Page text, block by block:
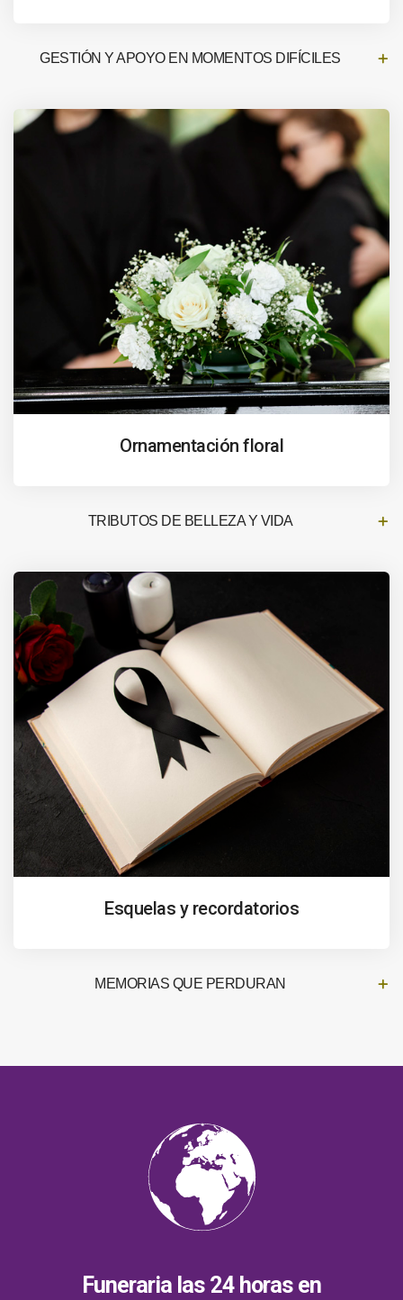
GESTIÓN Y APOYO EN MOMENTOS DIFÍCILES
Ornamentación floral
TRIBUTOS DE BELLEZA Y VIDA
Esquelas y recordatorios
MEMORIAS QUE PERDURAN
Funeraria las 24 horas en